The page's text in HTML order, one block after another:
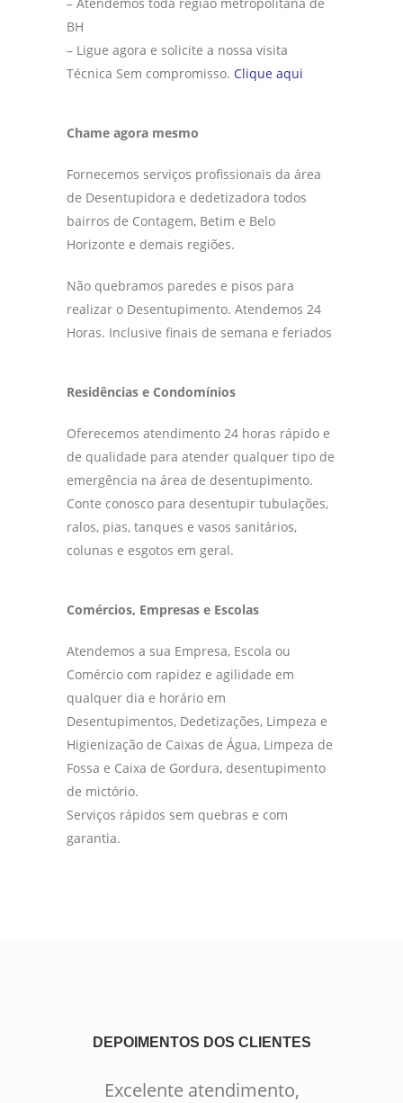
BH
– Ligue agora e solicite a nossa visita
Técnica Sem compromisso. Clique aqui
Chame agora mesmo
Fornecemos serviços profissionais da área
de Desentupidora e dedetizadora todos
bairros de Contagem, Betim e Belo
Horizonte e demais regiões.
Não quebramos paredes e pisos para
realizar o Desentupimento. Atendemos 24
Horas. Inclusive finais de semana e feriados
Residências e Condomínios
Oferecemos atendimento 24 horas rápido e
de qualidade para atender qualquer tipo de
emergência na área de desentupimento.
Conte conosco para desentupir tubulações,
ralos, pias, tanques e vasos sanitários,
colunas e esgotos em geral.
Comércios, Empresas e Escolas
Atendemos a sua Empresa, Escola ou
Comércio com rapidez e agilidade em
qualquer dia e horário em
Desentupimentos, Dedetizações, Limpeza e
Higienização de Caixas de Água, Limpeza de
Fossa e Caixa de Gordura, desentupimento
de mictório.
Serviços rápidos sem quebras e com
garantia.
DEPOIMENTOS DOS CLIENTES
Excelente atendimento,